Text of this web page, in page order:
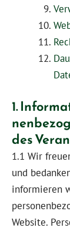
1.
des
1.1 Wir
und
informieren
Website.